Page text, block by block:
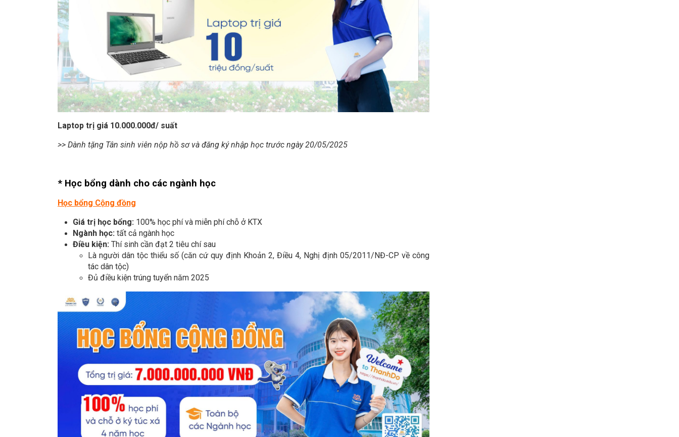
Laptop trị giá 10.000.000đ/ suất
>> Dành tặng Tân sinh viên nộp hồ sơ và đăng ký nhập học trước ngày 20/05/2025
* Học bổng dành cho các ngành học
Học bổng Cộng đồng
Giá trị học bổng: 100% học phí và miễn phí chỗ ở KTX
Ngành học: tất cả ngành học
Điều kiện: Thí sinh cần đạt 2 tiêu chí sau
Là người dân tộc thiểu số (căn cứ quy định Khoản 2, Điều 4, Nghị định 05/2011/NĐ-CP về công
tác dân tộc)
Đủ điều kiện trúng tuyển năm 2025